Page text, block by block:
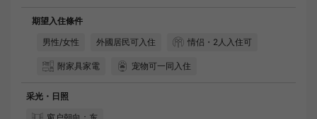
期望入住條件
男性/女性
外國居民可入住 情侣・2人入住可
附家具家電 宠物可一同入住
采光・日照